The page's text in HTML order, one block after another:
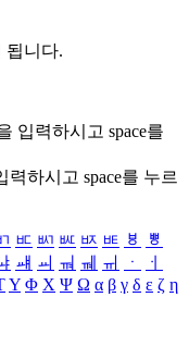
됩니다.
입력하시고 space를
력하시고 space를 누르
ㅳ ㅴ ㅵ ㅶ ㅷ ㅸ
ㅹ
ㆈ ㆉ ㆊ ㆋ ㆌ ㆍ
ㆎ
Υ Φ Χ Ψ Ω α β γ δ ε ζ η